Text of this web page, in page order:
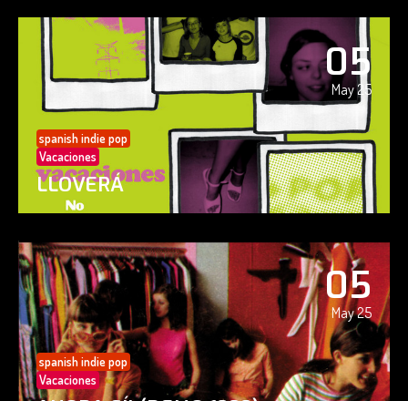
05
May 25
spanish indie pop
Vacaciones
LLOVERÁ
05
May 25
spanish indie pop
Vacaciones